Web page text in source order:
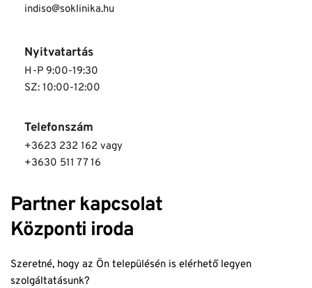
indiso@soklinika.hu
Nyitvatartás
H-P 9:00-19:30
SZ: 10:00-12:00
Telefonszám
+3623 232 162 vagy
+3630 511 77 16
Partner kapcsolat
Központi iroda
Szeretné, hogy az Ön településén is elérhető legyen
szolgáltatásunk?